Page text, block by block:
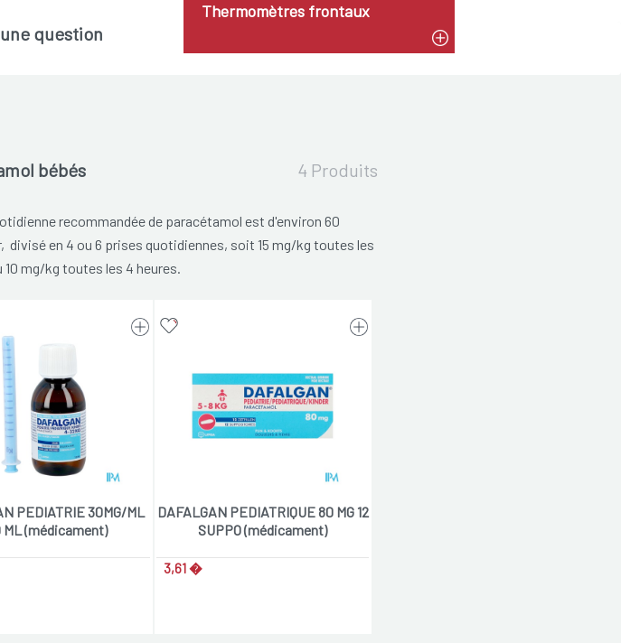
Thermomètres frontaux
question
bébés 4 Produits
recommandée de paracétamol est d'environ 60
divisé en 4 ou 6 prises quotidiennes, soit 15 mg/kg toutes les
10 mg/kg toutes les 4 heures.
PEDIATRIE 30MG/ML
ML (médicament)
DAFALGAN PEDIATRIQUE 80 MG 12
SUPPO (médicament)
3,61 �